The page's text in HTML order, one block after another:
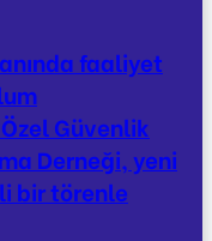
faaliyet
Güvenlik
Derneği, yeni
bir törenle